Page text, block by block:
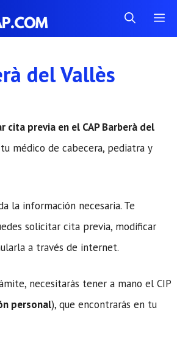
del Vallès
cita previa en el CAP Barberà del
médico de cabecera, pediatra y
la información necesaria. Te
solicitar cita previa, modificar
a través de internet.
necesitarás tener a mano el CIP
personal), que encontrarás en tu